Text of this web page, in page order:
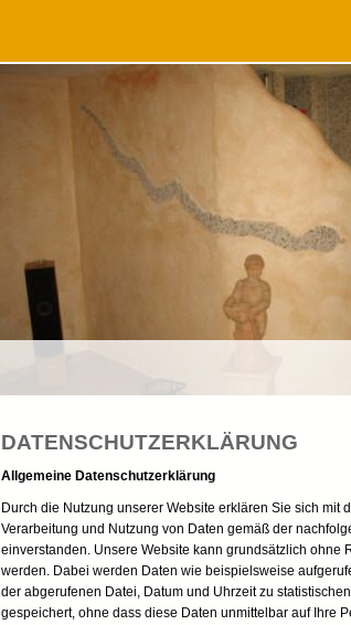
DATENSCHUTZERKLÄRUNG
Allgemeine Datenschutzerklärung
Durch die Nutzung unserer Website erklären Sie sich mit
Verarbeitung und Nutzung von Daten gemäß der
einverstanden. Unsere Website kann grundsätzlich ohne
werden. Dabei werden Daten wie beispielsweise
der abgerufenen Datei, Datum und Uhrzeit zu
gespeichert, ohne dass diese Daten unmittelbar auf Ihre